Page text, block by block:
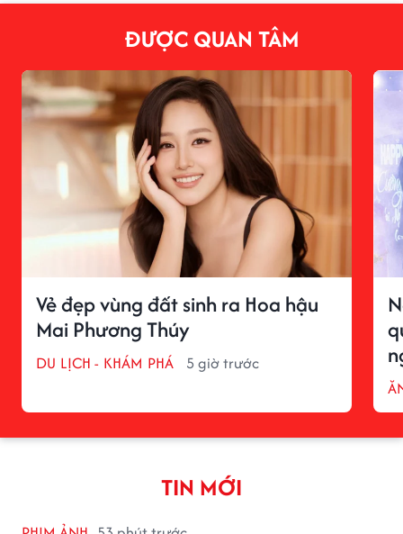
ĐƯỢC QUAN TÂM
Vẻ đẹp vùng đất sinh ra Hoa hậu
Mai Phương Thúy
DU LỊCH - KHÁM PHÁ 5 giờ trước
TIN MỚI